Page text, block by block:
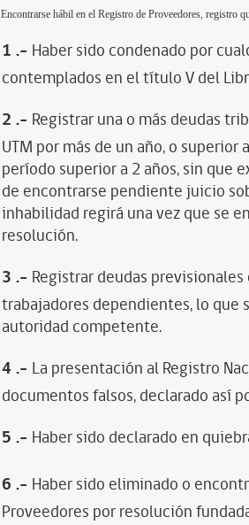
Encontrarse hábil en el Registro de Proveedores, registro
1 .- Haber sido condenado por
contemplados en el título V del
2 .- Registrar una o más deudas
UTM por más de un año, o
período superior a 2 años, sin que
de encontrarse pendiente juicio
inhabilidad regirá una vez que se
resolución.
3 .- Registrar deudas
trabajadores dependientes, lo
autoridad competente.
4 .- La presentación al Registro
documentos falsos, declarado así
5 .- Haber sido declarado en
6 .- Haber sido eliminado o
Proveedores por resolución